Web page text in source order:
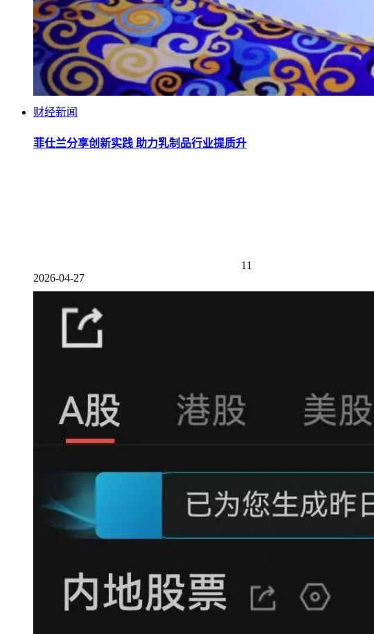
财经新闻
菲仕兰分享创新实践 助力乳制品行业提质升
11
2026-04-27